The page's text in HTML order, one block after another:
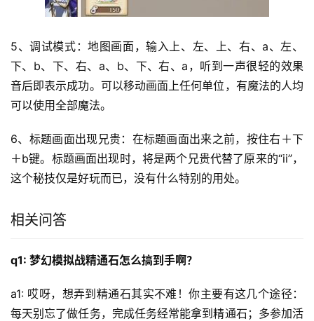
5、调试模式：地图画面，输入上、左、上、右、a、左、
下、b、下、右、a、b、下、右、a，听到一声很轻的效果
音后即表示成功。可以移动画面上任何单位，有魔法的人均
可以使用全部魔法。
6、标题画面出现兄贵：在标题画面出来之前，按住右＋下
＋b键。标题画面出现时，将是两个兄贵代替了原来的“ii”，
这个秘技仅是好玩而已，没有什么特别的用处。
相关问答
q1: 梦幻模拟战精通石怎么搞到手啊？
a1: 哎呀，想弄到精通石其实不难！你主要有这几个途径：
每天别忘了做任务，完成任务经常能拿到精通石；多参加活